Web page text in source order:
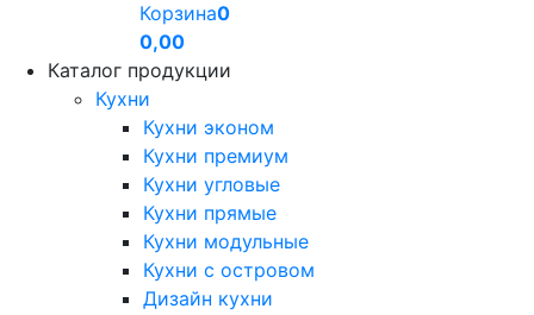
Корзина0
0,00
Каталог продукции
Кухни
Кухни эконом
Кухни премиум
Кухни угловые
Кухни прямые
Кухни модульные
Кухни с островом
Дизайн кухни